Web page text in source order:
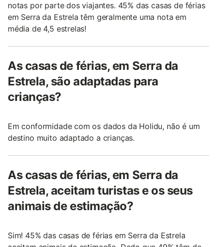
notas por parte dos viajantes. 45% das casas de férias
em Serra da Estrela têm geralmente uma nota em
média de 4,5 estrelas!
As casas de férias, em Serra da
Estrela, são adaptadas para
crianças?
Em conformidade com os dados da Holidu, não é um
destino muito adaptado a crianças.
As casas de férias, em Serra da
Estrela, aceitam turistas e os seus
animais de estimação?
Sim! 45% das casas de férias em Serra da Estrela